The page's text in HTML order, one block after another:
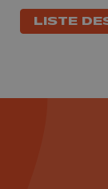
LISTE